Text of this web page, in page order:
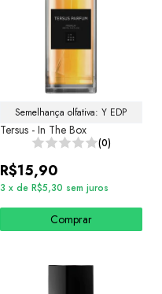
Semelhança olfativa: Y EDP
Tersus - In The Box
(0)
R$15,90
3 x de R$5,30 sem juros
Comprar